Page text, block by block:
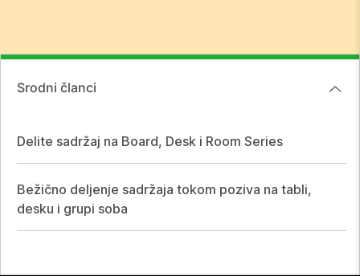
Srodni članci
Delite sadržaj na Board, Desk i Room Series
Bežično deljenje sadržaja tokom poziva na tabli,
desku i grupi soba